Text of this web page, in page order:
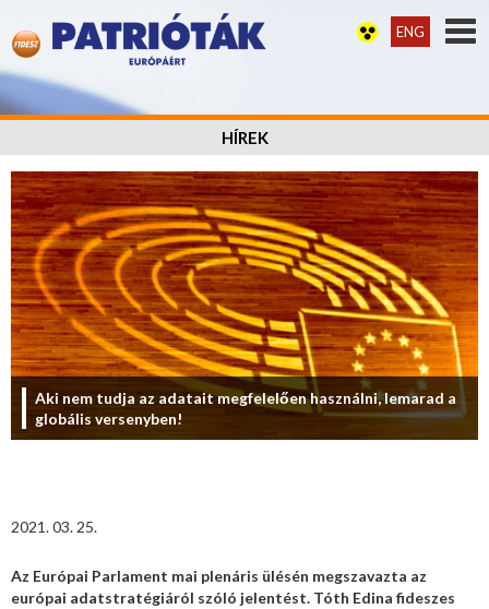
ENG
HÍREK
Aki nem tudja az adatait megfelelően használni, lemarad a
globális versenyben!
2021. 03. 25.
Az Európai Parlament mai plenáris ülésén megszavazta az
európai adatstratégiáról szóló jelentést. Tóth Edina fideszes